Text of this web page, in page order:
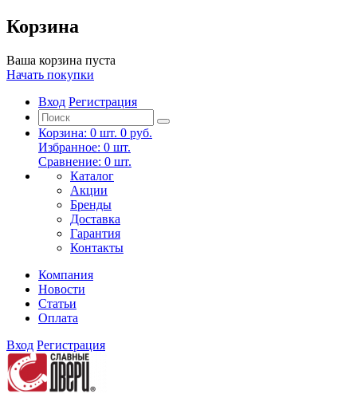
Корзина
Ваша корзина пуста
Начать покупки
Вход Регистрация
Корзина: 0 шт. 0 руб.
Избранное: 0 шт.
Сравнение: 0 шт.
Каталог
Акции
Бренды
Доставка
Гарантия
Контакты
Компания
Новости
Статьи
Оплата
Вход Регистрация